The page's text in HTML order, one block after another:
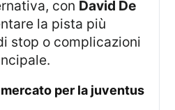
con David De
la pista più
stop o complicazioni
mercato per la juventus